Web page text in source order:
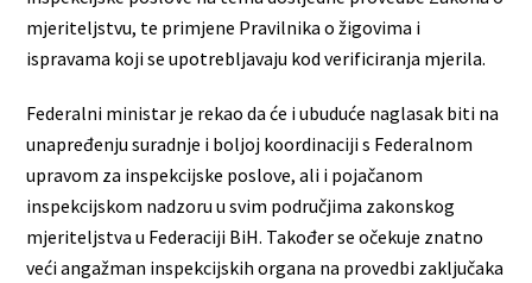
mjeriteljstvu, te primjene Pravilnika o žigovima i
ispravama koji se upotrebljavaju kod verificiranja mjerila.
Federalni ministar je rekao da će i ubuduće naglasak biti na
unapređenju suradnje i boljoj koordinaciji s Federalnom
upravom za inspekcijske poslove, ali i pojačanom
inspekcijskom nadzoru u svim područjima zakonskog
mjeriteljstva u Federaciji BiH. Također se očekuje znatno
veći angažman inspekcijskih organa na provedbi zaključaka